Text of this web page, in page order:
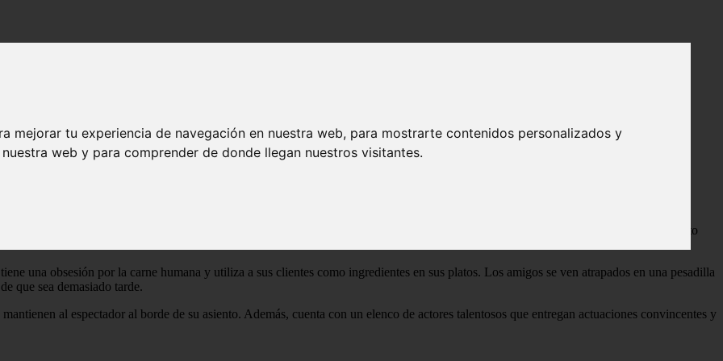
mejorar tu experiencia de navegación en nuestra web, para mostrarte contenidos personalizados y
web y para comprender de donde llegan nuestros visitantes.
grupo de amigos que deciden ir a un restaurante de alta cocina en busca de una experiencia gastronómica única. Sin embargo, pronto
una obsesión por la carne humana y utiliza a sus clientes como ingredientes en sus platos. Los amigos se ven atrapados en una pesadilla
que sea demasiado tarde.
al espectador al borde de su asiento. Además, cuenta con un elenco de actores talentosos que entregan actuaciones convincentes y